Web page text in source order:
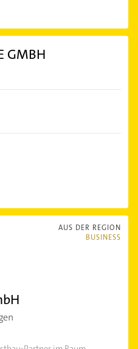
GMBH
AUS DER REGION
BUSINESS